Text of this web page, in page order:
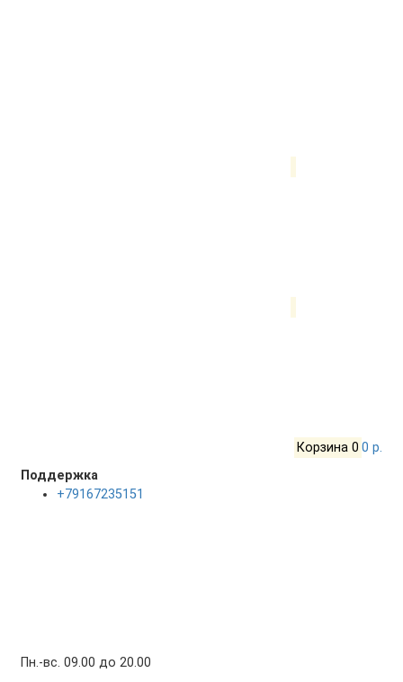
Корзина 0 0 р.
Поддержка
+79167235151
Пн.-вс. 09.00 до 20.00